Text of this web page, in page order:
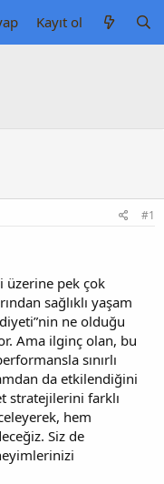
Kayıt ol
#1
üzerine pek çok
sağlıklı yaşam
ne olduğu
Ama ilginç olan, bu
sınırlı
da etkilendiğini
stratejilerini farklı
hem
Siz de